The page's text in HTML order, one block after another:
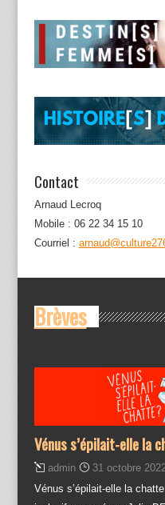
Contact
Arnaud Lecroq
Mobile : 06 22 34 15 10
Courriel :
Brèves
Vénus s’épilait-elle la
admin
31 octobre
Vénus s’épilait-elle la